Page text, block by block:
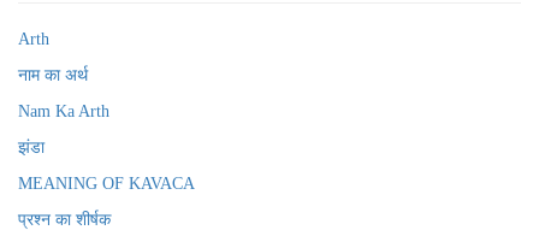
Arth
नाम का अर्थ
Nam Ka Arth
झंडा
MEANING OF KAVACA
प्रश्न का शीर्षक